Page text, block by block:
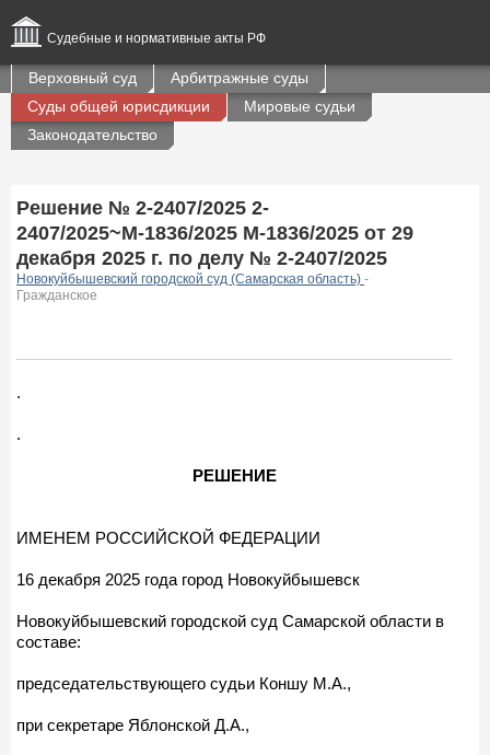
Судебные и нормативные акты РФ
Верховный суд
Арбитражные суды
Суды общей юрисдикции
Мировые судьи
Законодательство
Решение № 2-2407/2025 2-
2407/2025~М-1836/2025 М-1836/2025 от 29
декабря 2025 г. по делу № 2-2407/2025
Новокуйбышевский городской суд (Самарская область) -
Гражданское
.
.
РЕШЕНИЕ
ИМЕНЕМ РОССИЙСКОЙ ФЕДЕРАЦИИ
16 декабря 2025 года город Новокуйбышевск
Новокуйбышевский городской суд Самарской области в
составе:
председательствующего судьи Коншу М.А.,
при секретаре Яблонской Д.А.,